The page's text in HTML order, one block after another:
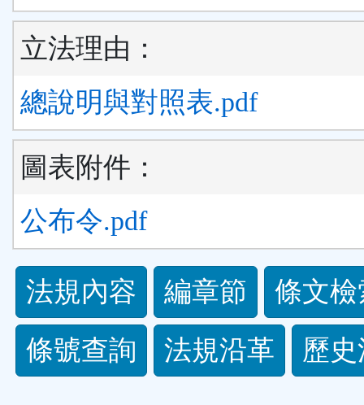
立法理由：
總說明與對照表.pdf
圖表附件：
公布令.pdf
法
規
功
法規內容 編章節
條文檢
條號查詢
法規沿革 歷